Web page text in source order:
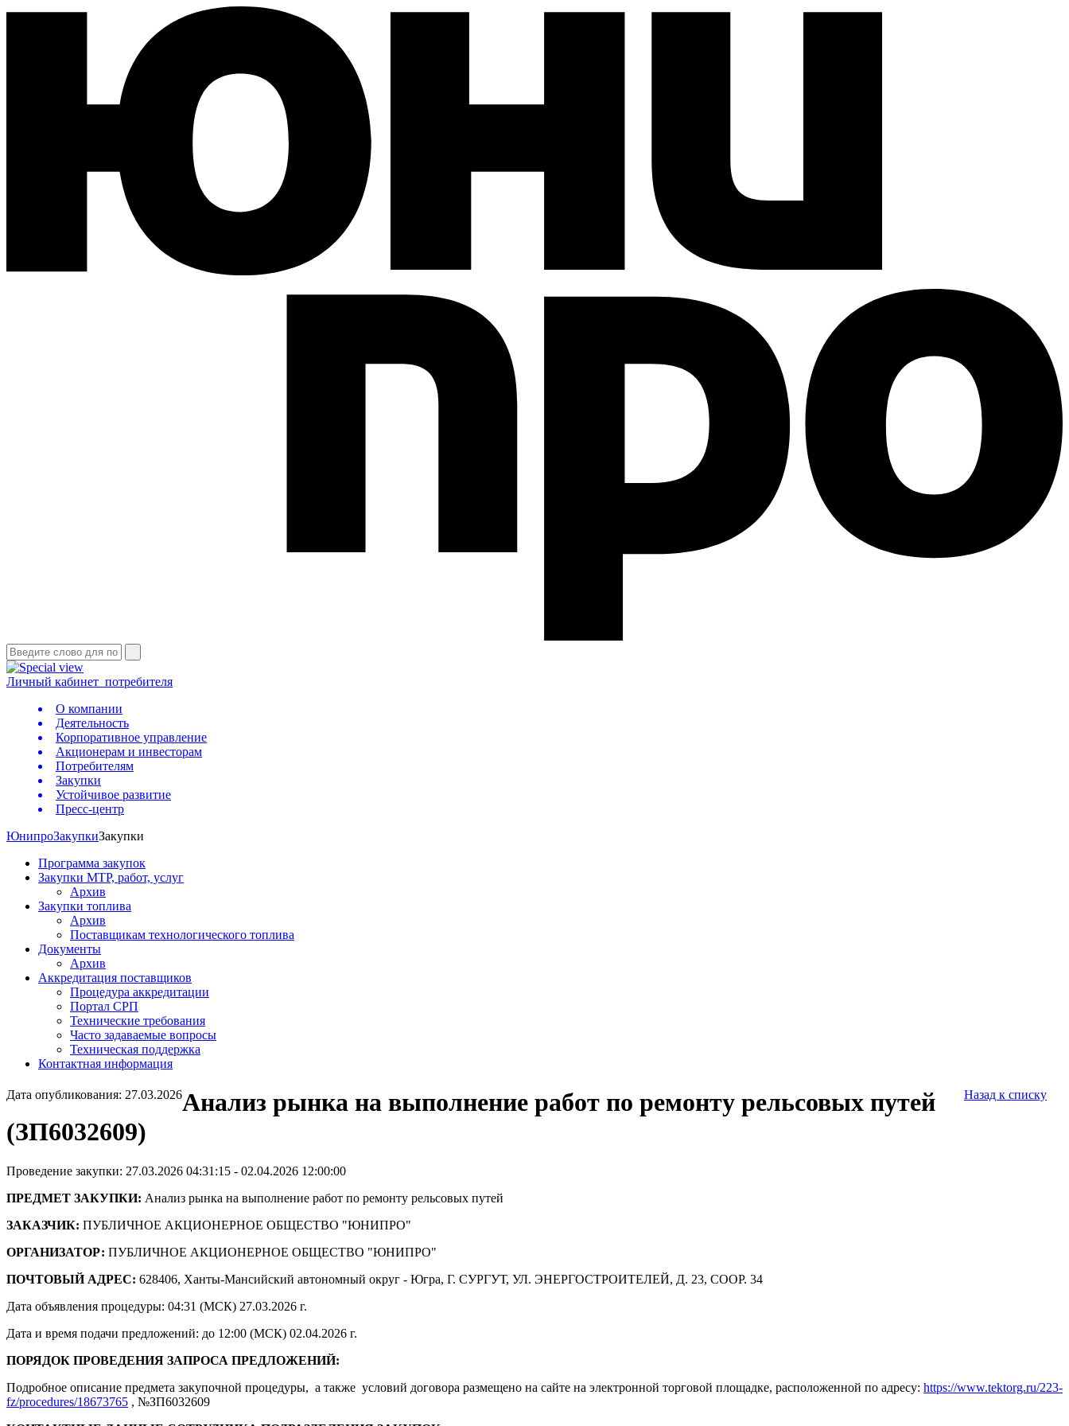
Личный кабинет потребителя
О компании
Деятельность
Корпоративное управление
Акционерам и инвесторам
Потребителям
Закупки
Устойчивое развитие
Пресс-центр
ЮнипроЗакупкиЗакупки
Программа закупок
Закупки МТР, работ, услуг
Архив
Закупки топлива
Архив
Поставщикам технологического топлива
Документы
Архив
Аккредитация поставщиков
Процедура аккредитации
Портал СРП
Технические требования
Часто задаваемые вопросы
Техническая поддержка
Контактная информация
Дата опубликования: 27.03.2026 Назад к списку
Анализ рынка на выполнение работ по ремонту рельсовых путей
(ЗП6032609)
Проведение закупки: 27.03.2026 04:31:15 - 02.04.2026 12:00:00
ПРЕДМЕТ ЗАКУПКИ: Анализ рынка на выполнение работ по ремонту рельсовых путей
ЗАКАЗЧИК: ПУБЛИЧНОЕ АКЦИОНЕРНОЕ ОБЩЕСТВО "ЮНИПРО"
ОРГАНИЗАТОР: ПУБЛИЧНОЕ АКЦИОНЕРНОЕ ОБЩЕСТВО "ЮНИПРО"
ПОЧТОВЫЙ АДРЕС: 628406, Ханты-Мансийский автономный округ - Югра, Г. СУРГУТ, УЛ. ЭНЕРГОСТРОИТЕЛЕЙ, Д. 23, СООР. 34
Дата объявления процедуры: 04:31 (МСК) 27.03.2026 г.
Дата и время подачи предложений: до 12:00 (МСК) 02.04.2026 г.
ПОРЯДОК ПРОВЕДЕНИЯ ЗАПРОСА ПРЕДЛОЖЕНИЙ:
Подробное описание предмета закупочной процедуры, а также условий договора размещено на сайте на электронной торговой площадке, расположенной по адресу: https://www.tektorg.ru/223-
fz/procedures/18673765 , №ЗП6032609